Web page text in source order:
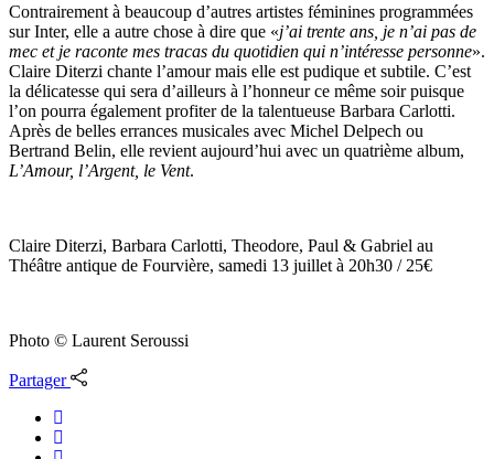
Contrairement à beaucoup d’autres artistes féminines programmées
sur Inter, elle a autre chose à dire que «j’ai trente ans, je n’ai pas de
mec et je raconte mes tracas du quotidien qui n’intéresse personne».
Claire Diterzi chante l’amour mais elle est pudique et subtile. C’est
la délicatesse qui sera d’ailleurs à l’honneur ce même soir puisque
l’on pourra également profiter de la talentueuse Barbara Carlotti.
Après de belles errances musicales avec Michel Delpech ou
Bertrand Belin, elle revient aujourd’hui avec un quatrième album,
L’Amour, l’Argent, le Vent.
Claire Diterzi, Barbara Carlotti, Theodore, Paul & Gabriel au
Théâtre antique de Fourvière, samedi 13 juillet à 20h30 / 25€
Photo © Laurent Seroussi
Partager